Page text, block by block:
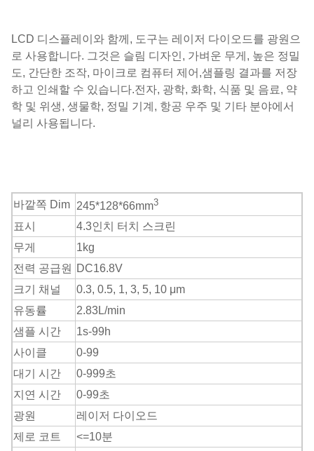
LCD 디스플레이와 함께, 도구는 레이저 다이오드를 광원으
로 사용합니다. 그것은 슬림 디자인, 가벼운 무게, 높은 정밀
도, 간단한 조작, 마이크로 컴퓨터 제어,샘플링 결과를 저장
하고 인쇄할 수 있습니다.전자, 광학, 화학, 식품 및 음료, 약
학 및 위생, 생물학, 정밀 기계, 항공 우주 및 기타 분야에서
널리 사용됩니다.
바깥쪽 Dim 245*128*66mm3
표시
4.3인치 터치 스크린
무게
1kg
전력 공급원
DC16.8V
크기 채널
0.3, 0.5, 1, 3, 5, 10 μm
유동률
2.83L/min
샘플 시간
1s-99h
사이클
0-99
대기 시간
0-999초
지연 시간
0-99초
광원
레이저 다이오드
제로 코트
<=10분